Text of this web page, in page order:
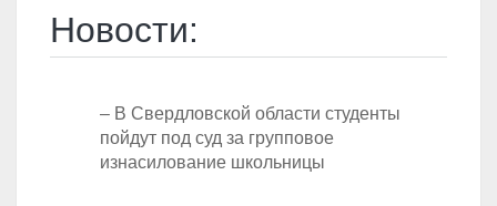
Новости:
– В Свердловской области студенты
пойдут под суд за групповое
изнасилование школьницы